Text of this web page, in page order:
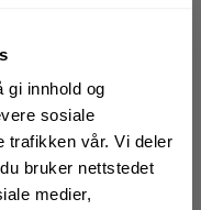
gi innhold og
sosiale
trafikken vår. Vi deler
bruker nettstedet
medier,
+ 20 andre